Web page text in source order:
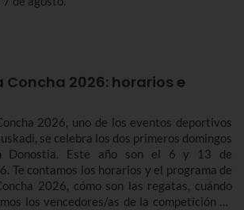
Concha 2026: horarios e
2026, uno de los eventos deportivos
se celebra los dos primeros domingos
Donostia. Este año son el 6 y 13 de
Te contamos los horarios y el programa de
2026, cómo son las regatas, cuándo
los vencedores/as de la competición de